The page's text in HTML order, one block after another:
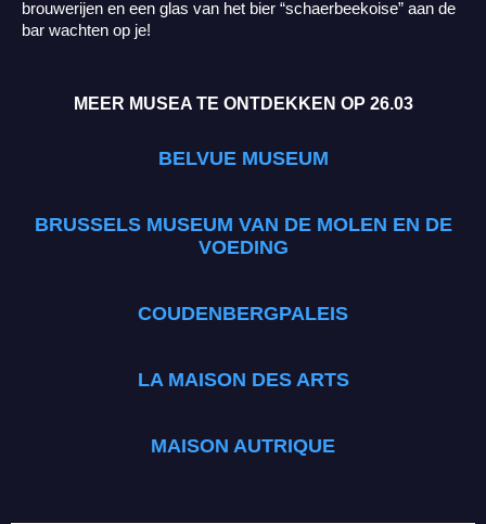
brouwerijen en een glas van het bier “schaerbeekoise” aan de
bar wachten op je!
MEER MUSEA TE ONTDEKKEN OP 26.03
BELVUE MUSEUM
BRUSSELS MUSEUM VAN DE MOLEN EN DE
VOEDING
COUDENBERGPALEIS
LA MAISON DES ARTS
MAISON AUTRIQUE